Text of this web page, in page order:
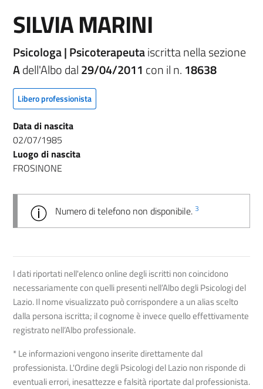
SILVIA MARINI
Psicologa | Psicoterapeutaiscritta nella sezione
Adell'Albo dal29/04/2011 con il n. 18638
Libero professionista
Data di nascita
02/07/1985
Luogo di nascita
FROSINONE
Numero di telefono non disponibile. 3
I dati riportati nell'elenco online degli iscritti non coincidono
necessariamente con quelli presenti nell’Albo degli Psicologi del
Lazio. Il nome visualizzato può corrispondere a un alias scelto
dalla persona iscritta; il cognome è invece quello effettivamente
registrato nell’Albo professionale.
* Le informazioni vengono inserite direttamente dal
professionista. L'Ordine degli Psicologi del Lazio non risponde di
eventuali errori, inesattezze e falsità riportate dal professionista.